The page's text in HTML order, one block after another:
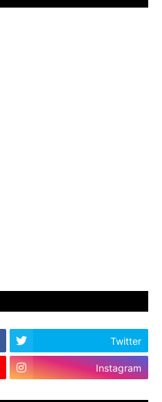
Twitter
Instagram